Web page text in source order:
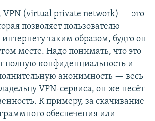
VPN (virtual private network) — это
позволяет пользователю
таким образом, будто он
месте. Надо понимать, что это
полную конфиденциальность и
анонимность — весь
VPN-сервиса, он же несёт
К примеру, за скачивание
обеспечения или